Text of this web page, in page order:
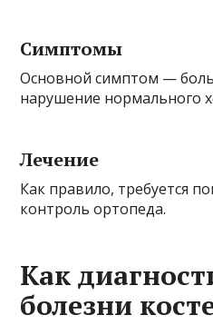
Симптомы
Основной симптом — боль
нарушение нормального
Лечение
Как правило, требуется
контроль ортопеда.
Как
болезни